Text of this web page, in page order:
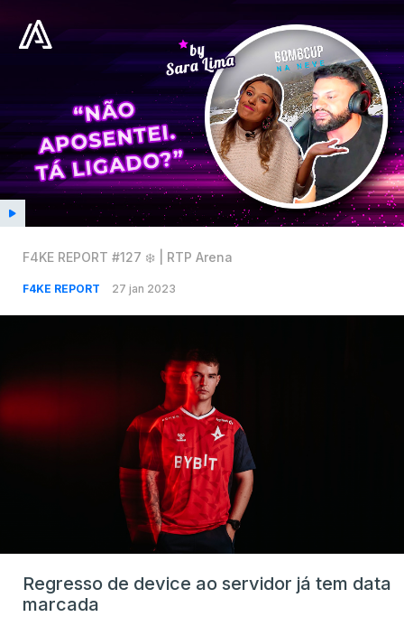
F4KE REPORT #127 ❄️ | RTP Arena
F4KE REPORT 27 jan 2023
Regresso de device ao servidor já tem data
marcada